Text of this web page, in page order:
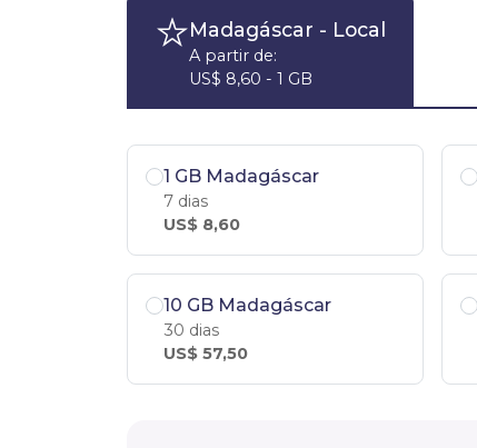
Madagáscar - Local
A partir de:
US$ 8,60 - 1 GB
1 GB Madagáscar
7 dias
US$ 8,60
10 GB Madagáscar
30 dias
US$ 57,50